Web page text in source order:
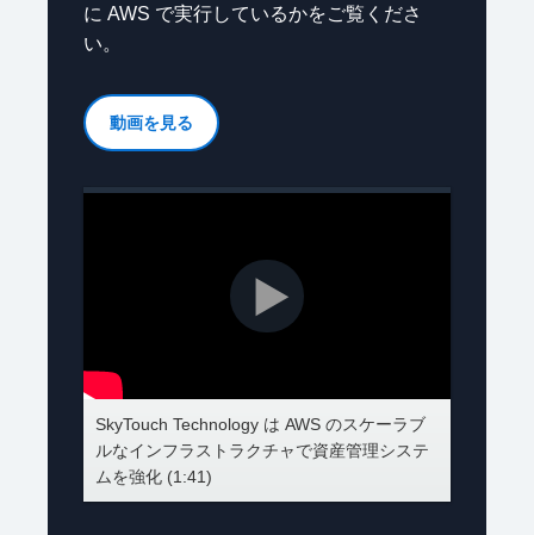
に AWS で実行しているかをご覧くださ
い。
動画を見る
SkyTouch Technology は AWS のスケーラブ
ルなインフラストラクチャで資産管理システ
ムを強化 (1:41)